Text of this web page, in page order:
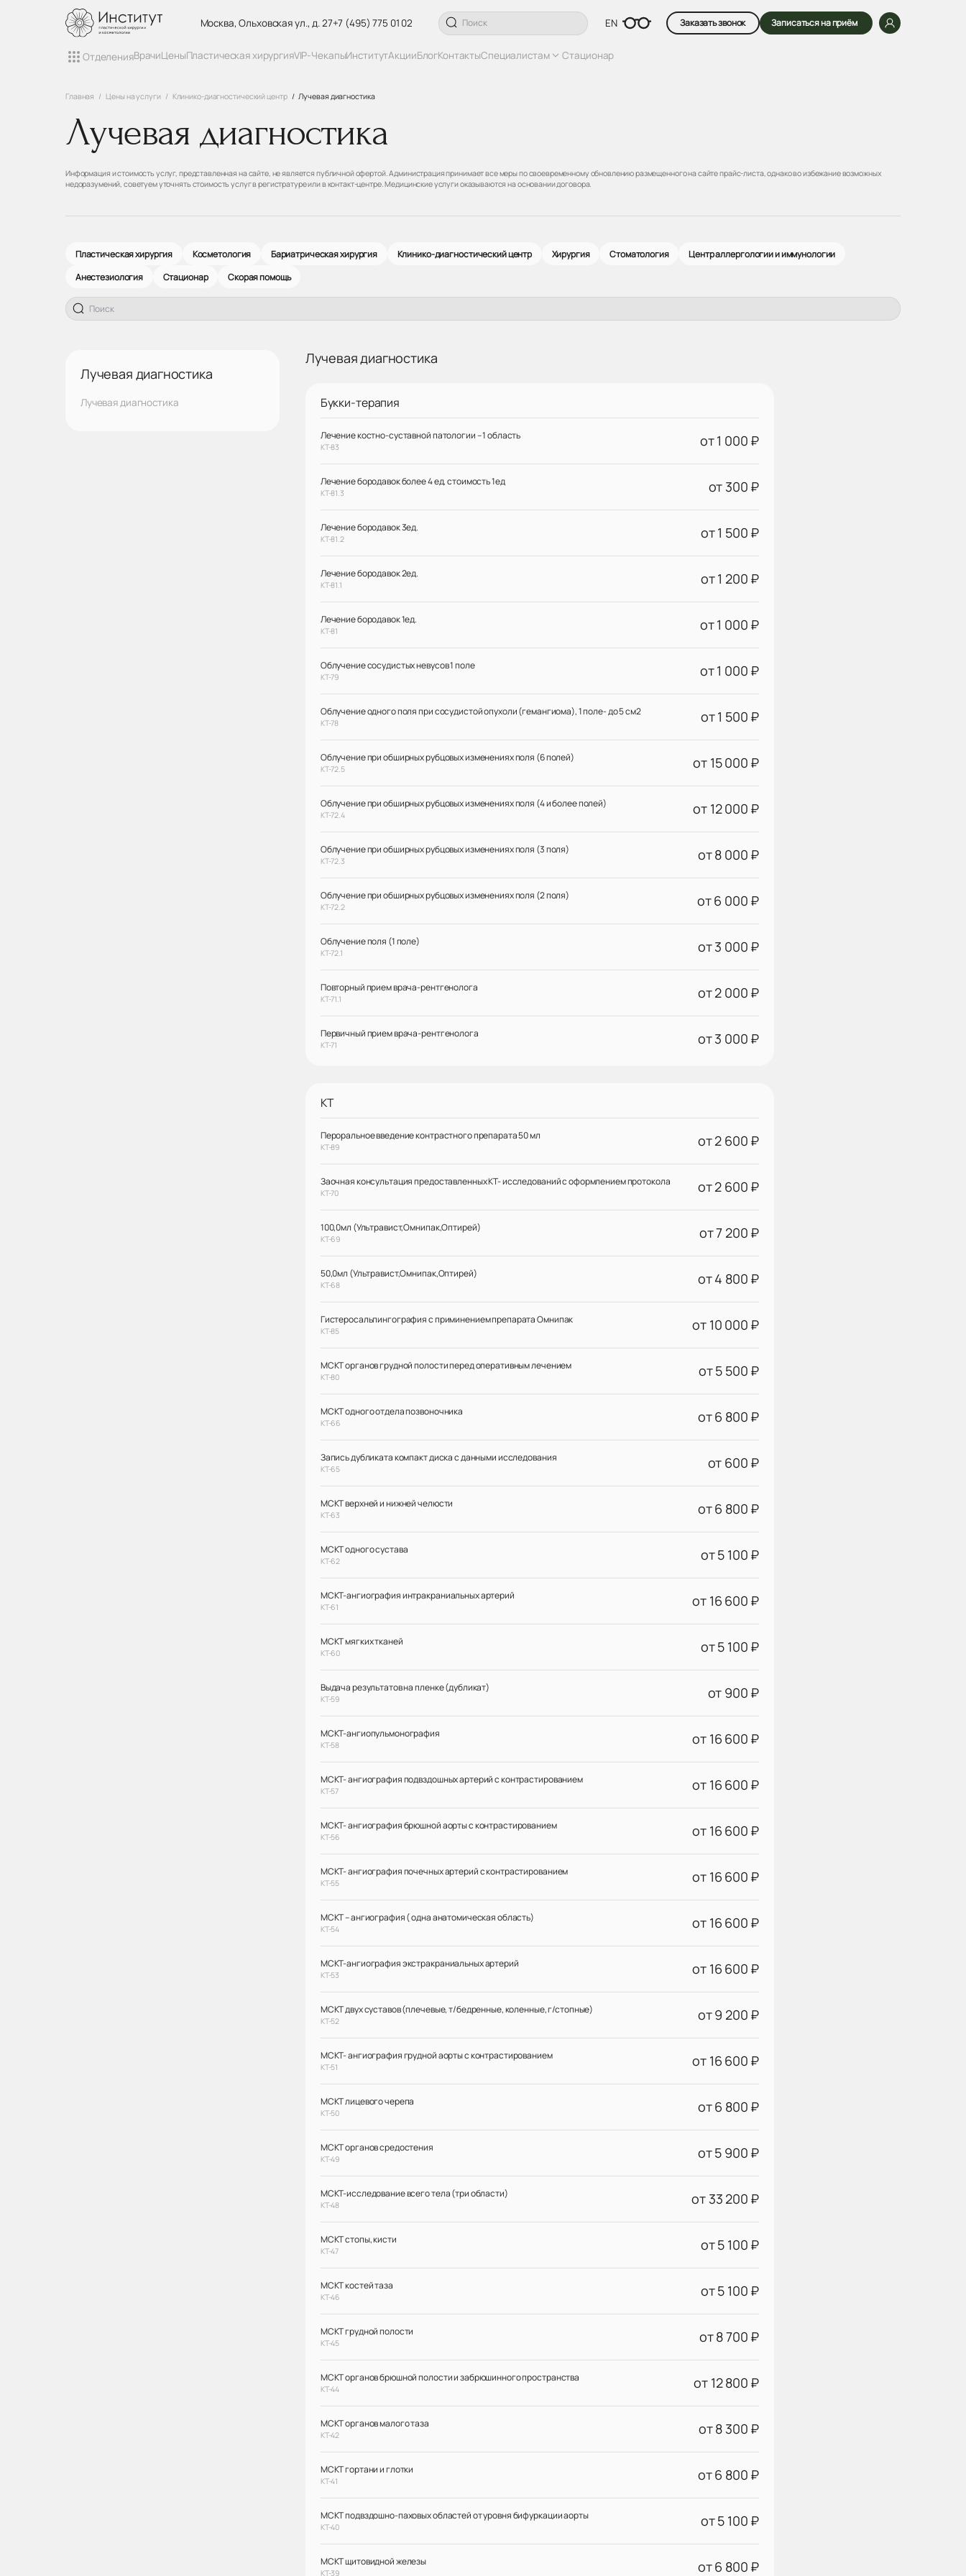
Москва, Ольховская ул., д. 27+7 (495) 775 01 02 EN Заказать звонок Записаться на приём
ОтделенияВрачиЦеныПластическая хирургияVIP-ЧекапыИнститутАкцииБлогКонтактыСпециалистам Стационар
Главная Цены на услуги Клинико-диагностический центр Лучевая диагностика
Лучевая диагностика
Информация и стоимость услуг, представленная на сайте, не является публичной офертой. Администрация принимает все меры по своевременному обновлению размещенного на сайте прайс-листа, однако во избежание возможных
недоразумений, советуем уточнять стоимость услуг в регистратуре или в контакт-центре. Медицинские услуги оказываются на основании договора.
Пластическая хирургия Косметология Бариатрическая хирургия Клинико-диагностический центр Хирургия Стоматология
Центр аллергологии и иммунологии
Анестезиология
Стационар Скорая помощь
Лучевая диагностика
Лучевая диагностика
Лучевая диагностика
Букки-терапия
Лечение костно-суставной патологии – 1 область
КТ-83 от 1 000 ₽
Лечение бородавок более 4 ед. стоимость 1ед
КТ-81.3 от 300 ₽
Лечение бородавок 3ед.
КТ-81.2 от 1 500 ₽
Лечение бородавок 2ед.
КТ-81.1 от 1 200 ₽
Лечение бородавок 1ед.
КТ-81 от 1 000 ₽
Облучение сосудистых невусов 1 поле
КТ-79 от 1 000 ₽
Облучение одного поля при сосудистой опухоли (гемангиома), 1 поле- до 5 см2
КТ-78 от 1 500 ₽
Облучение при обширных рубцовых изменениях поля (6 полей)
КТ-72.5 от 15 000 ₽
Облучение при обширных рубцовых изменениях поля (4 и более полей)
КТ-72.4 от 12 000 ₽
Облучение при обширных рубцовых изменениях поля (3 поля)
КТ-72.3 от 8 000 ₽
Облучение при обширных рубцовых изменениях поля (2 поля)
КТ-72.2 от 6 000 ₽
Облучение поля (1 поле)
КТ-72.1 от 3 000 ₽
Повторный прием врача-рентгенолога
КТ-71.1 от 2 000 ₽
Первичный прием врача-рентгенолога
КТ-71 от 3 000 ₽
КТ
Пероральное введение контрастного препарата 50 мл
КТ-89 от 2 600 ₽
Заочная консультация предоставленных КТ- исследований с оформлением протокола
КТ-70 от 2 600 ₽
100,0мл (Ультравист,Омнипак,Оптирей)
КТ-69 от 7 200 ₽
50,0мл (Ультравист,Омнипак,Оптирей)
КТ-68 от 4 800 ₽
Гистеросальпингография с приминением препарата Омнипак
КТ-85 от 10 000 ₽
МСКТ органов грудной полости перед оперативным лечением
КТ-80 от 5 500 ₽
МСКТ одного отдела позвоночника
КТ-66 от 6 800 ₽
Запись дубликата компакт диска с данными исследования
КТ-65 от 600 ₽
МСКТ верхней и нижней челюсти
КТ-63 от 6 800 ₽
МСКТ одного сустава
КТ-62 от 5 100 ₽
МСКТ-ангиография интракраниальных артерий
КТ-61 от 16 600 ₽
МСКТ мягких тканей
КТ-60 от 5 100 ₽
Выдача результатов на пленке (дубликат)
КТ-59 от 900 ₽
МСКТ-ангиопульмонография
КТ-58 от 16 600 ₽
МСКТ- ангиография подвздошных артерий с контрастированием
КТ-57 от 16 600 ₽
МСКТ- ангиография брюшной аорты с контрастированием
КТ-56 от 16 600 ₽
МСКТ- ангиография почечных артерий с контрастированием
КТ-55 от 16 600 ₽
МСКТ – ангиография ( одна анатомическая область)
КТ-54 от 16 600 ₽
МСКТ-ангиография экстракраниальных артерий
КТ-53 от 16 600 ₽
МСКТ двух суставов (плечевые, т/бедренные, коленные, г/стопные)
КТ-52 от 9 200 ₽
МСКТ- ангиография грудной аорты с контрастированием
КТ-51 от 16 600 ₽
МСКТ лицевого черепа
КТ-50 от 6 800 ₽
МСКТ органов средостения
КТ-49 от 5 900 ₽
МСКТ-исследование всего тела (три области)
КТ-48 от 33 200 ₽
МСКТ стопы, кисти
КТ-47 от 5 100 ₽
МСКТ костей таза
КТ-46 от 5 100 ₽
МСКТ грудной полости
КТ-45 от 8 700 ₽
МСКТ органов брюшной полости и забрюшинного пространства
КТ-44 от 12 800 ₽
МСКТ органов малого таза
КТ-42 от 8 300 ₽
МСКТ гортани и глотки
КТ-41 от 6 800 ₽
МСКТ подвздошно-паховых областей от уровня бифуркации аорты
КТ-40 от 5 100 ₽
МСКТ щитовидной железы
КТ-39 от 6 800 ₽